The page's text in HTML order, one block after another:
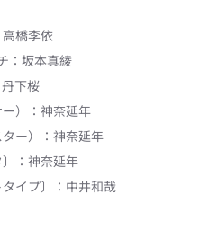
高橋李依
： 坂本真綾
丹下桜
）
： 神奈延年
ー）
： 神奈延年
： 神奈延年
イプ〕
： 中井和哉